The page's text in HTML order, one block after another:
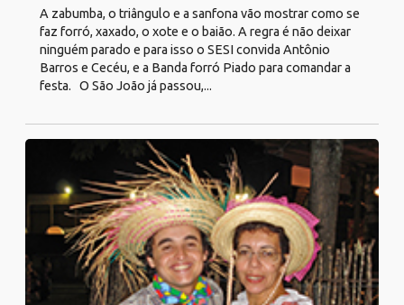
A zabumba, o triângulo e a sanfona vão mostrar como se
faz forró, xaxado, o xote e o baião. A regra é não deixar
ninguém parado e para isso o SESI convida Antônio
Barros e Cecéu, e a Banda forró Piado para comandar a
festa. O São João já passou,...